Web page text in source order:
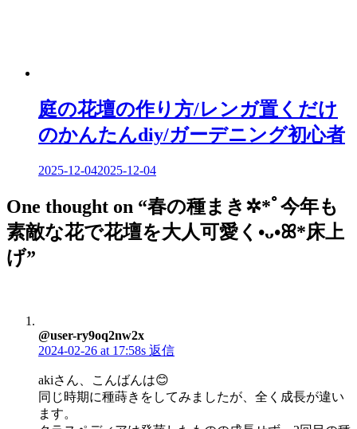
庭の花壇の作り方/レンガ置くだけ
のかんたんdiy/ガーデニング初心者
2025-12-042025-12-04
One thought on “春の種まき✲*ﾟ今年も
素敵な花で花壇を大人可愛く•ᴗ•ꕤ*床上
げ”
@user-ry9oq2nw2x
2024-02-26 at 17:58s 返信
akiさん、こんばんは😊
同じ時期に種蒔きをしてみましたが、全く成長が違い
ます。